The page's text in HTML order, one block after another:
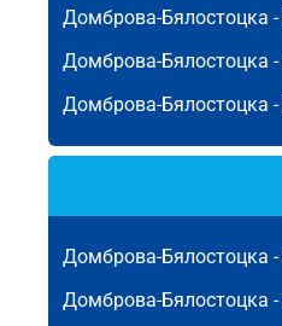
Домброва-Бялостоцка -
Домброва-Бялостоцка -
Домброва-Бялостоцка -
Домброва-Бялостоцка -
Домброва-Бялостоцка -